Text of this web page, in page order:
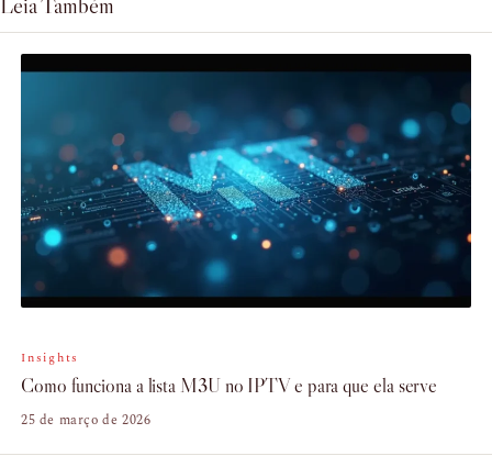
Insights
Como funciona a lista M3U no IPTV e para que ela serve
25 de março de 2026